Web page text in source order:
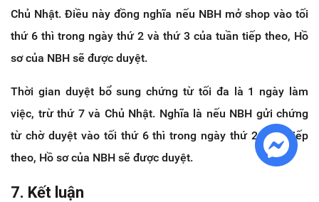
Chủ Nhật. Điều này đồng nghĩa nếu NBH mở shop vào tối
thứ 6 thì trong ngày thứ 2 và thứ 3 của tuần tiếp theo, Hồ
sơ của NBH sẽ được duyệt.
Thời gian duyệt bổ sung chứng từ tối đa là 1 ngày làm
việc, trừ thứ 7 và Chủ Nhật. Nghĩa là nếu NBH gửi chứng
từ chờ duyệt vào tối thứ 6 thì trong ngày thứ 2 tuần tiếp
theo, Hồ sơ của NBH sẽ được duyệt.
7. Kết luận